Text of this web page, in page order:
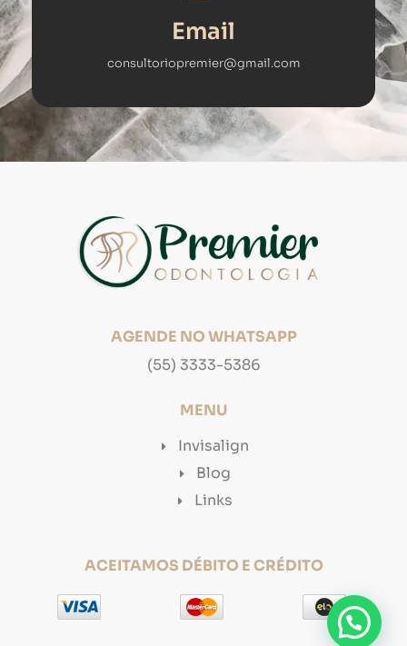
Email
consultoriopremier@gmail.com
AGENDE NO WHATSAPP
(55) 3333-5386
MENU
Invisalign
Blog
Links
ACEITAMOS DÉBITO E CRÉDITO